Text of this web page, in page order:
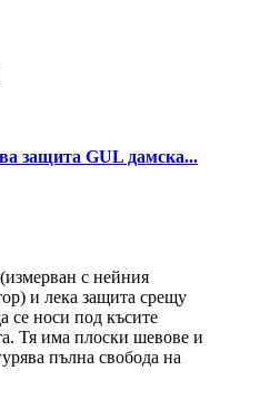
защита GUL дамска...
c нейния
и лека защита срещу
се носи под късите
Тя има плоски шевове и
пълна свобода на